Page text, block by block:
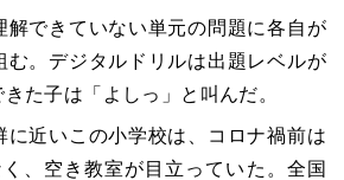
解できていない単元の問題に各自が
む。デジタルドリルは出題レベルが
た子は「よしっ」と叫んだ。
に近いこの小学校は、コロナ禍前は
、空き教室が目立っていた。全国